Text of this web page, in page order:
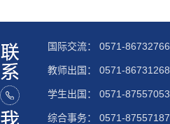
国际交流： 0571-86732766
教师出国： 0571-86731268
学生出国： 0571-87557053
综合事务： 0571-87557187